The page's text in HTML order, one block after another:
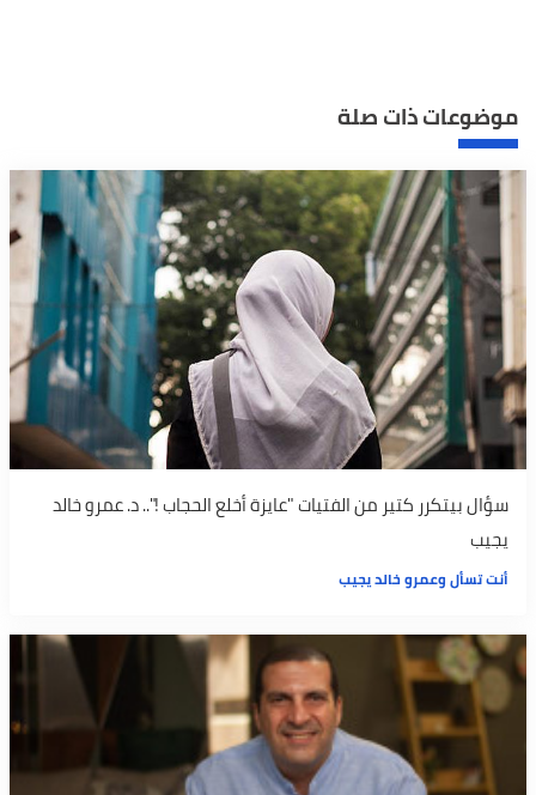
موضوعات ذات صلة
سؤال بيتكرر كتير من الفتيات "عايزة أخلع الحجاب !".. د. عمرو خالد
يجيب
أنت تسأل وعمرو خالد يجيب